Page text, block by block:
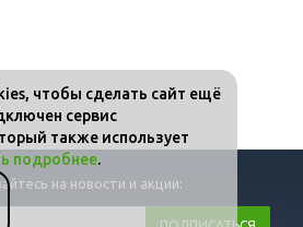
на новости и акции:
чтобы сделать сайт ещё
сервис
также использует
подробнее.